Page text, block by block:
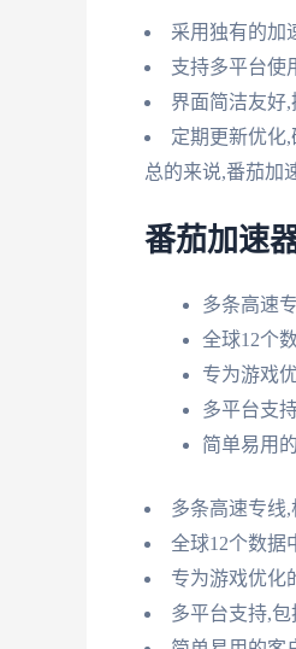
采用独有的加
支持多平台使
界面简洁友好
定期更新优化
总的来说,番茄加
番茄加速
多条高速
全球12个
专为游戏
多平台支
简单易用
多条高速专线
全球12个数据
专为游戏优化
多平台支持,包